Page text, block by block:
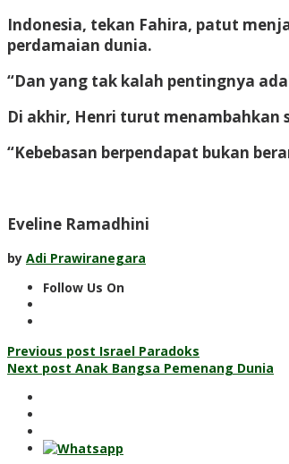
Indonesia, tekan Fahira, patut
perdamaian dunia.
“Dan yang tak kalah pentingnya
Di akhir, Henri turut menambahkan
“Kebebasan berpendapat bukan
Eveline Ramadhini
by Adi Prawiranegara
Follow Us On
Post
navigation
Previous post Israel Paradoks
Next post Anak Bangsa Pemenang Dunia